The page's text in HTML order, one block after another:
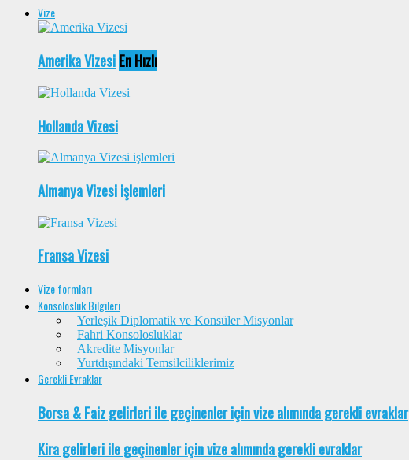
Vize
Amerika VizesiEn Hızlı
Hollanda Vizesi
Almanya Vizesi işlemleri
Fransa Vizesi
Vize formları
Konsolosluk Bilgileri
Yerleşik Diplomatik ve Konsüler Misyonlar
Fahri Konsolosluklar
Akredite Misyonlar
Yurtdışındaki Temsilciliklerimiz
Gerekli Evraklar
Borsa & Faiz gelirleri ile geçinenler için vize alımında gerekli evraklar
Kira gelirleri ile geçinenler için vize alımında gerekli evraklar